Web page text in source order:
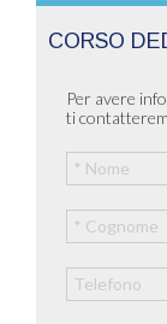
CORSO
Per avere
ti